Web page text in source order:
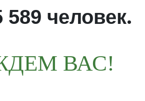
589 человек.
ВАС!